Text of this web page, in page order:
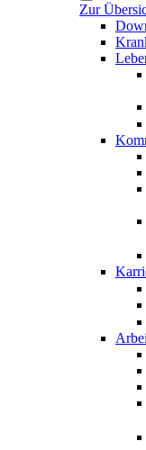
Zur